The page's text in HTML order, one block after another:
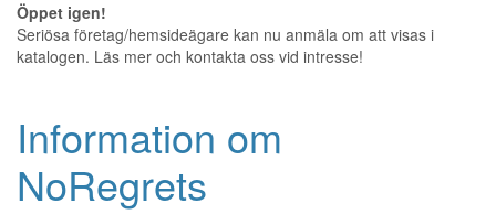
Öppet igen!
Seriösa företag/hemsideägare kan nu anmäla om att visas i
katalogen. Läs mer och kontakta oss vid intresse!
Information om
NoRegrets